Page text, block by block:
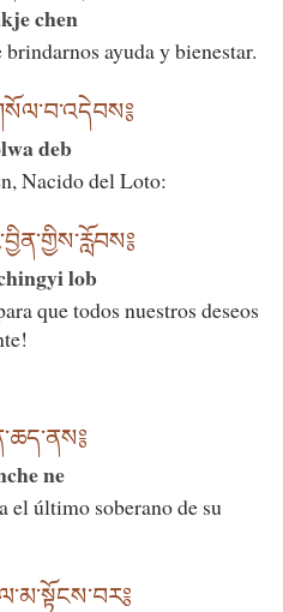
chen
ayuda y bienestar.
deb
Nacido del Loto:
lob
que todos nuestros deseos
ne
el último soberano de su